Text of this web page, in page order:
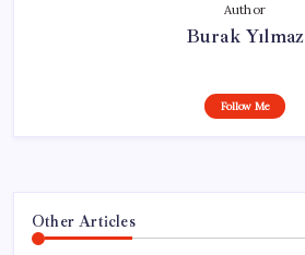
Author
Burak Yılmaz
Follow Me
Other Articles